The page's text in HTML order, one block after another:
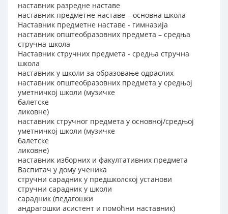
наставник разредне наставе
наставник предметне наставе – основна школа
Наставник предметне наставе - гимназија
наставник општеобразовних предмета – средња
стручна школа
Наставник стручних предмета - средња стручна
школа
наставник у школи за образовање одраслих
наставник општеобразовних предмета у средњој
уметничкој школи (музичке
балетске
ликовне)
наставник стручног предмета у основној/средњој
уметничкој школи (музичке
балетске
ликовне)
наставник изборних и факултативних предмета
Васпитач у дому ученика
стручни сарадник у предшколској установи
стручни сарадник у школи
сарадник (педагошки
андрагошки асистент и помоћни наставник)